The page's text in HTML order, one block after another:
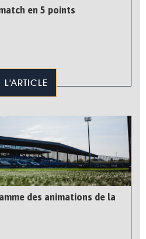
en 5 points
L'ARTICLE
des animations de la